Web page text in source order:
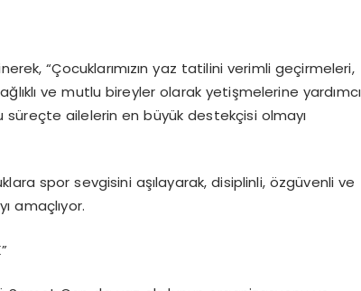
“Çocuklarımızın yaz tatilini verimli geçirmeleri,
ve mutlu bireyler olarak yetişmelerine yardımcı
süreçte ailelerin en büyük destekçisi olmayı
spor sevgisini aşılayarak, disiplinli, özgüvenli ve
amaçlıyor.